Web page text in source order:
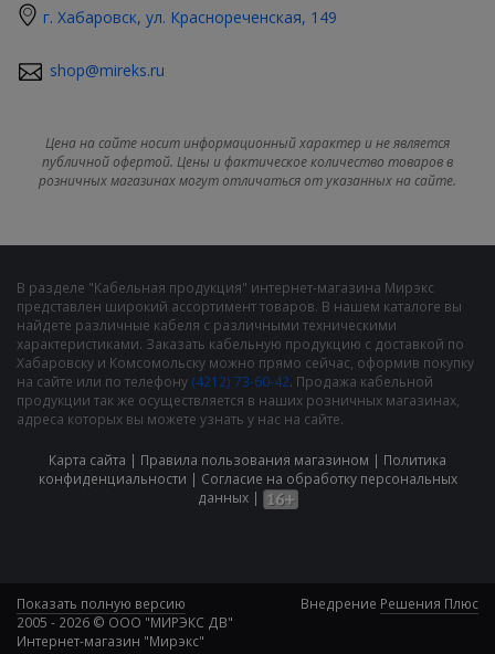
г. Хабаровск, ул. Краснореченская, 149
shop@mireks.ru
Цена на сайте носит информационный характер и не является
публичной офертой. Цены и фактическое количество товаров в
розничных магазинах могут отличаться от указанных на сайте.
В разделе "Кабельная продукция" интернет-магазина Мирэкс
представлен широкий ассортимент товаров. В нашем каталоге вы
найдете различные кабеля с различными техническими
характеристиками. Заказать кабельную продукцию с доставкой по
Хабаровску и Комсомольску можно прямо сейчас, оформив покупку
на сайте или по телефону (4212) 73-60-42. Продажа кабельной
продукции так же осуществляется в наших розничных магазинах,
адреса которых вы можете узнать у нас на сайте.
Карта сайта | Правила пользования магазином | Политика
конфиденциальности | Cогласие на обработку персональных
данных|
Показать полную версию
2005 - 2026 © ООО "МИРЭКС ДВ"
Интернет-магазин "Мирэкс"
Внедрение Решения Плюс